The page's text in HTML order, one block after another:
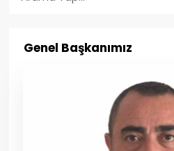
Genel Başkanımız